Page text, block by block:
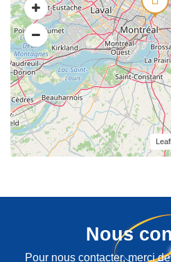
Nous
Pour nous contacter, merci